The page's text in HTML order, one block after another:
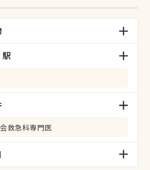
駅
救急科専門医